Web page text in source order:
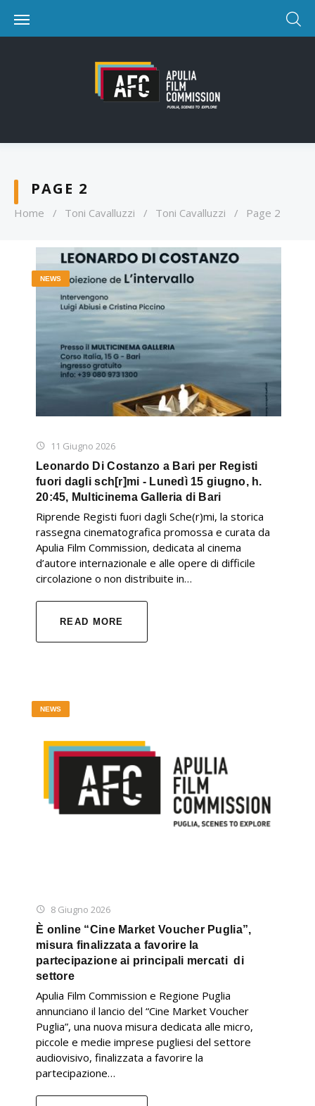
PAGE 2
Home / Toni Cavalluzzi / Toni Cavalluzzi / Page 2
11 Giugno 2026
NEWS
Leonardo Di Costanzo a Bari per Registi
fuori dagli sch[r]mi - Lunedì 15 giugno, h.
20:45, Multicinema Galleria di Bari
Riprende Registi fuori dagli Sche(r)mi, la storica
rassegna cinematografica promossa e curata da
Apulia Film Commission, dedicata al cinema
d’autore internazionale e alle opere di difficile
circolazione o non distribuite in…
READ MORE
8 Giugno 2026
NEWS
È online “Cine Market Voucher Puglia”,
misura finalizzata a favorire la
partecipazione ai principali mercati di
settore
Apulia Film Commission e Regione Puglia
annunciano il lancio del “Cine Market Voucher
Puglia”, una nuova misura dedicata alle micro,
piccole e medie imprese pugliesi del settore
audiovisivo, finalizzata a favorire la
partecipazione…